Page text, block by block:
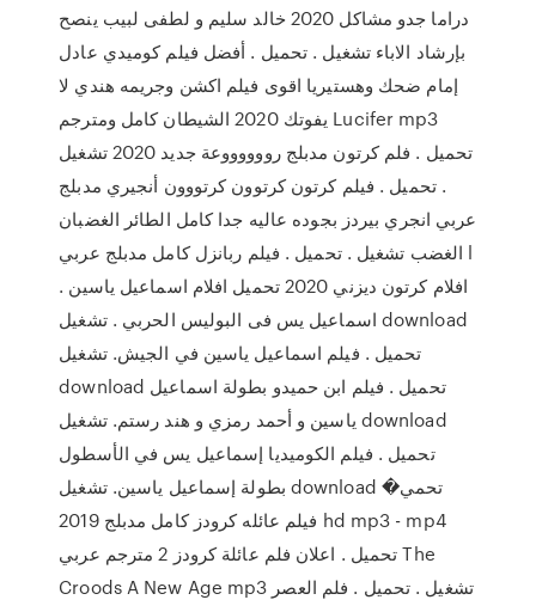
دراما جدو مشاكل 2020 خالد سليم و لطفى لبيب ينصح
بإرشاد الاباء تشغيل . تحميل . أفضل فيلم كوميدي عادل
إمام ضحك وهستيريا اقوى فيلم اكشن وجريمه هندي لا
يفوتك 2020 الشيطان كامل ومترجم Lucifer mp3
تحميل . فلم كرتون مدبلج رووووووعة جديد 2020 تشغيل
. تحميل . فيلم كرتون كرتوون كرتووون أنجيري مدبلج
عربي انجري بيردز بجوده عاليه جدا كامل الطائر الغضبان
الغضب تشغيل . تحميل . فيلم ربانزل كامل مدبلج عربي l
افلام كرتون ديزني 2020 تحميل افلام اسماعيل ياسين .
اسماعيل يس فى البوليس الحربي . تشغيل download
تحميل . فيلم اسماعيل ياسين في الجيش. تشغيل
download تحميل . فيلم ابن حميدو بطولة اسماعيل
ياسين و أحمد رمزي و هند رستم. تشغيل download
تحميل . فيلم الكوميديا إسماعيل يس في الأسطول
بطولة إسماعيل ياسين. تشغيل download تحمي�
فيلم عائله كرودز كامل مدبلج 2019 hd mp3 - mp4
تحميل . اعلان فلم عائلة كرودز 2 مترجم عربي The
Croods A New Age mp3 تشغيل . تحميل . فلم العصر